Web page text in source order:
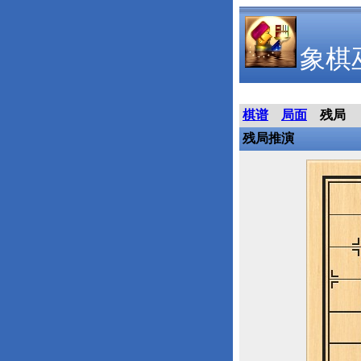
象棋
棋谱 局面
残局
残局推演